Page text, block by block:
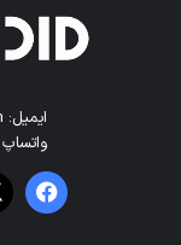
ایمیل: info@didpress.com
واتساپ
فیس بوک